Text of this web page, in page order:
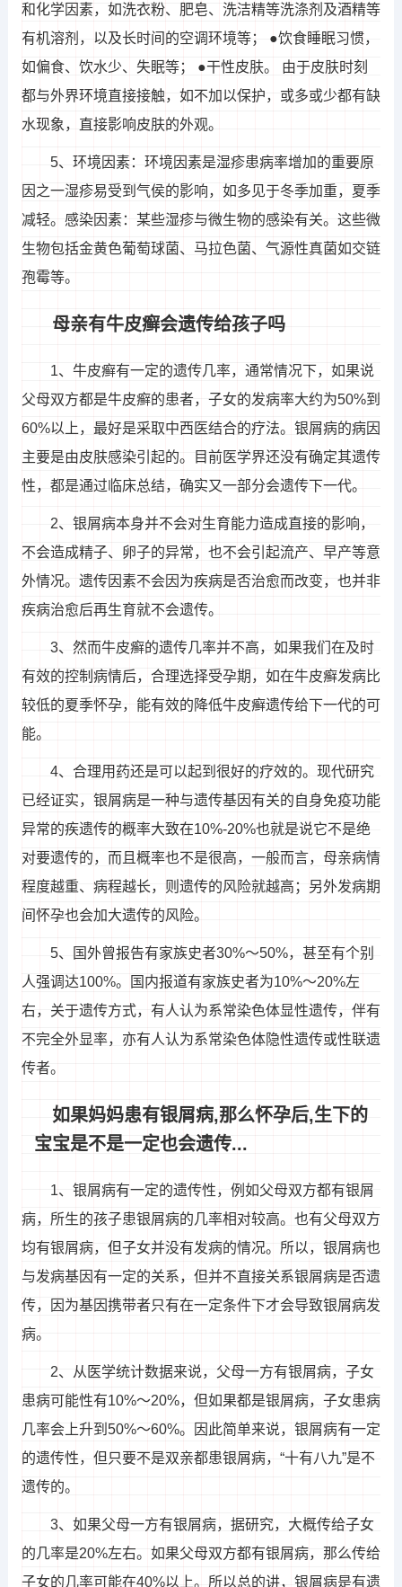
和化学因素，如洗衣粉、肥皂、洗洁精等洗涤剂及酒精等
有机溶剂，以及长时间的空调环境等； ●饮食睡眠习惯，
如偏食、饮水少、失眠等； ●干性皮肤。 由于皮肤时刻
都与外界环境直接接触，如不加以保护，或多或少都有缺
水现象，直接影响皮肤的外观。
5、环境因素：环境因素是湿疹患病率增加的重要原
因之一湿疹易受到气侯的影响，如多见于冬季加重，夏季
减轻。感染因素：某些湿疹与微生物的感染有关。这些微
生物包括金黄色葡萄球菌、马拉色菌、气源性真菌如交链
孢霉等。
母亲有牛皮癣会遗传给孩子吗
1、牛皮癣有一定的遗传几率，通常情况下，如果说
父母双方都是牛皮癣的患者，子女的发病率大约为50%到
60%以上，最好是采取中西医结合的疗法。银屑病的病因
主要是由皮肤感染引起的。目前医学界还没有确定其遗传
性，都是通过临床总结，确实又一部分会遗传下一代。
2、银屑病本身并不会对生育能力造成直接的影响，
不会造成精子、卵子的异常，也不会引起流产、早产等意
外情况。遗传因素不会因为疾病是否治愈而改变，也并非
疾病治愈后再生育就不会遗传。
3、然而牛皮癣的遗传几率并不高，如果我们在及时
有效的控制病情后，合理选择受孕期，如在牛皮癣发病比
较低的夏季怀孕，能有效的降低牛皮癣遗传给下一代的可
能。
4、合理用药还是可以起到很好的疗效的。现代研究
已经证实，银屑病是一种与遗传基因有关的自身免疫功能
异常的疾遗传的概率大致在10%-20%也就是说它不是绝
对要遗传的，而且概率也不是很高，一般而言，母亲病情
程度越重、病程越长，则遗传的风险就越高；另外发病期
间怀孕也会加大遗传的风险。
5、国外曾报告有家族史者30%～50%，甚至有个别
人强调达100%。国内报道有家族史者为10%～20%左
右，关于遗传方式，有人认为系常染色体显性遗传，伴有
不完全外显率，亦有人认为系常染色体隐性遗传或性联遗
传者。
如果妈妈患有银屑病,那么怀孕后,生下的
宝宝是不是一定也会遗传...
1、银屑病有一定的遗传性，例如父母双方都有银屑
病，所生的孩子患银屑病的几率相对较高。也有父母双方
均有银屑病，但子女并没有发病的情况。所以，银屑病也
与发病基因有一定的关系，但并不直接关系银屑病是否遗
传，因为基因携带者只有在一定条件下才会导致银屑病发
病。
2、从医学统计数据来说，父母一方有银屑病，子女
患病可能性有10%～20%，但如果都是银屑病，子女患病
几率会上升到50%～60%。因此简单来说，银屑病有一定
的遗传性，但只要不是双亲都患银屑病，“十有八九”是不
遗传的。
3、如果父母一方有银屑病，据研究，大概传给子女
的几率是20%左右。如果父母双方都有银屑病，那么传给
子女的几率可能在40%以上。所以总的讲，银屑病是有遗